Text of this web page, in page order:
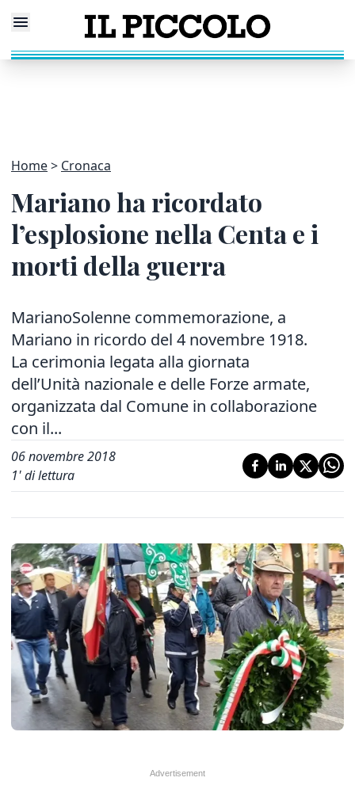
Home Cronaca
Mariano ha ricordato
l’esplosione nella Centa e i
morti della guerra
MarianoSolenne commemorazione, a
Mariano in ricordo del 4 novembre 1918.
La cerimonia legata alla giornata
dell’Unità nazionale e delle Forze armate,
organizzata dal Comune in collaborazione
con il...
06 novembre 2018
1' di lettura